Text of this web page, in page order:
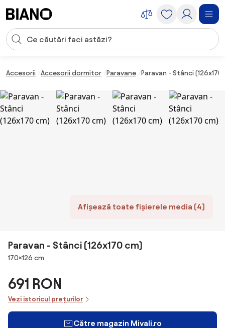
Introducerea căutării
Accesorii Accesorii dormitor Paravane Paravan - Stânci (126x170
Afișează toate fișierele media (4)
Paravan - Stânci (126x170 cm)
Dimensiuni
170×126 cm
691 RON
Vezi istoricul prețurilor
Către magazin Mivali.ro